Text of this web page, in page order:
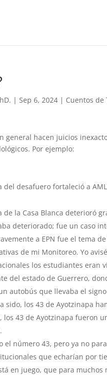
|Sep 6, 2024 | Cuentos de
general hacen juicios
Por ejemplo:
del desafuero fortaleció a
de la Casa Blanca deterioró
deteriorado; fue un caso
a EPN fue el tema
de mi Monitoreo. Yo
los estudiantes eran
del estado de Guerrero,
autobús que llevaba el
sido, los 43 de Ayotzinapa
los 43 de Ayotzinapa fueron
el número 43, pero ya no
que echarían por
en juego, que para